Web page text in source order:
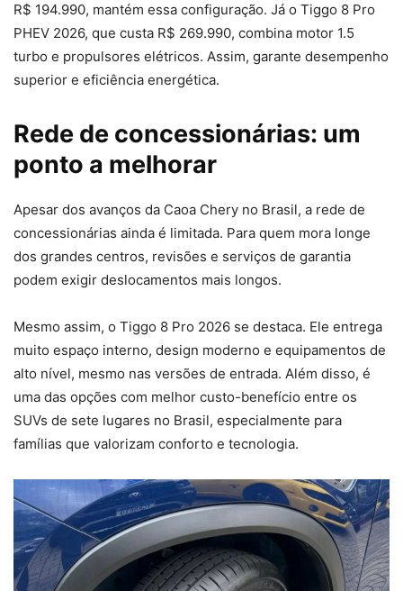
R$ 194.990, mantém essa configuração. Já o Tiggo 8 Pro
PHEV 2026, que custa R$ 269.990, combina motor 1.5
turbo e propulsores elétricos. Assim, garante desempenho
superior e eficiência energética.
Rede de concessionárias: um
ponto a melhorar
Apesar dos avanços da Caoa Chery no Brasil, a rede de
concessionárias ainda é limitada. Para quem mora longe
dos grandes centros, revisões e serviços de garantia
podem exigir deslocamentos mais longos.
Mesmo assim, o Tiggo 8 Pro 2026 se destaca. Ele entrega
muito espaço interno, design moderno e equipamentos de
alto nível, mesmo nas versões de entrada. Além disso, é
uma das opções com melhor custo-benefício entre os
SUVs de sete lugares no Brasil, especialmente para
famílias que valorizam conforto e tecnologia.